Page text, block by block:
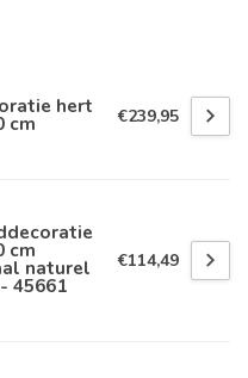
hert
cm €239,95
cm
naturel
45661
€114,49